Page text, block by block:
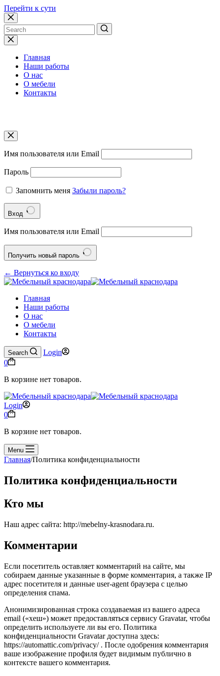
Перейти к сути
Ничего
не
найденоГлавная
Наши работы
О нас
О мебели
Контакты
Имя пользователя или Email
Пароль
Запомнить меня Забыли пароль?
Вход
Имя пользователя или Email
Получить новый пароль
← Вернуться ко входу
Главная
Наши работы
О нас
О мебели
Контакты
Search
Login
0
В корзине нет товаров.
Login
0
В корзине нет товаров.
Menu
Главная/Политика конфиденциальности
Политика конфиденциальности
Кто мы
Наш адрес сайта: http://mebelny-krasnodara.ru.
Комментарии
Если посетитель оставляет комментарий на сайте, мы
собираем данные указанные в форме комментария, а также IP
адрес посетителя и данные user-agent браузера с целью
определения спама.
Анонимизированная строка создаваемая из вашего адреса
email («хеш») может предоставляться сервису Gravatar, чтобы
определить используете ли вы его. Политика
конфиденциальности Gravatar доступна здесь:
https://automattic.com/privacy/ . После одобрения комментария
ваше изображение профиля будет видимым публично в
контексте вашего комментария.